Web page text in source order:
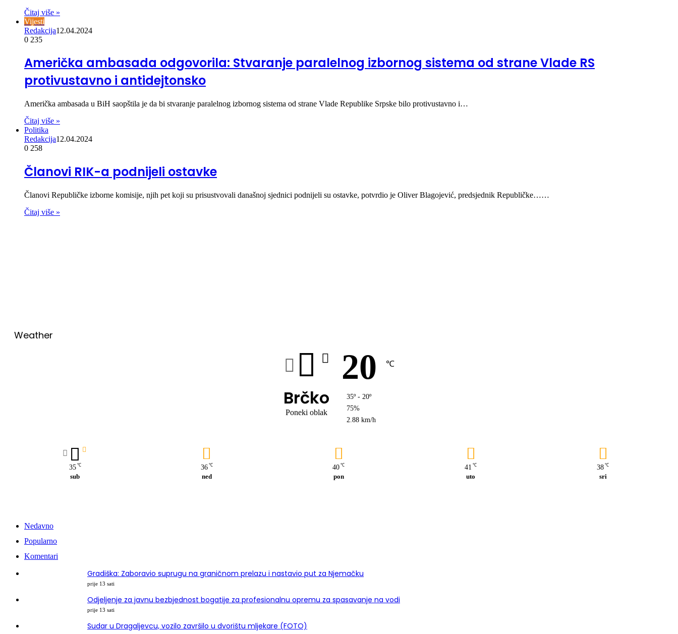
Čitaj više »
Vijesti
Redakcija12.04.2024
0 235
Američka ambasada odgovorila: Stvaranje paralelnog izbornog sistema od strane Vlade RS
protivustavno i antidejtonsko
Američka ambasada u BiH saopštila je da bi stvaranje paralelnog izbornog sistema od strane Vlade Republike Srpske bilo protivustavno i…
Čitaj više »
Politika
Redakcija12.04.2024
0 258
Članovi RIK-a podnijeli ostavke
Članovi Republičke izborne komisije, njih pet koji su prisustvovali današnoj sjednici podnijeli su ostavke, potvrdio je Oliver Blagojević, predsjednik Republičke……
Čitaj više »
Weather
Brčko
Poneki oblak
20 ℃
35º - 20º
75%
2.88 km/h
35 ℃
sub
36 ℃
ned
40 ℃
pon
41 ℃
uto
38 ℃
sri
Nedavno
Popularno
Komentari
Gradiška: Zaboravio suprugu na graničnom prelazu i nastavio put za Njemačku
prije 13 sati
Odjeljenje za javnu bezbjednost bogatije za profesionalnu opremu za spasavanje na vodi
prije 13 sati
Sudar u Dragaljevcu, vozilo završilo u dvorištu mljekare (FOTO)